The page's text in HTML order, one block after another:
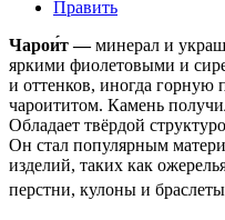
Править
Чарои́т —минерал и
яркими фиолетовыми и
и оттенков, иногда горную
чароититом. Камень
Обладает твёрдой
Он стал популярным
изделий, таких как
перстни, кулоны и браслеты